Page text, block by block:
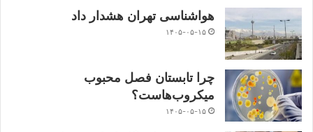
هواشناسی تهران هشدار داد
۱۴۰۵-۰۵-۱۵
چرا تابستان فصل محبوب
میکروب‌هاست؟
۱۴۰۵-۰۵-۱۵